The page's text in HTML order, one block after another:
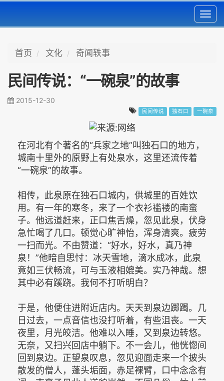
首页 文化 奇闻轶事
民间传说：“一碗泉”的故事
2015-12-30
民间传说 独石口 一碗泉
在河北有个著名的“兵家之地”叫独石口的地方，
城南十里外的原野上有处泉水，这里还流传着
“一碗泉”的故事。
相传，此泉原在独石口城内，供城里的百姓饮
用。有一年的寒冬，来了一个衣衫褴褛的南蛮
子。他远道赶来，正口焦舌燥，忽见此泉，伏身
急忙喝了几口。顿觉心旷神怡，浑身清爽。疲劳
一扫而光。不由赞道：“好水，好水，真乃神
泉！”他暗自思忖：冰天雪地，滴水成冰，此泉
竟如三伏畅流，可与玉液相媲美。实乃神哉。想
其中必有蹊跷。我何不打听明白？
于是，他便住进附近店内。天天到泉边踯躅。几
日过去，一点音信也没打听着，有些沮丧。一天
夜里，月光皎洁。他难以入睡，又到泉边转悠。
无奈，又扫兴回店中躺下。不一会儿，他恍惚间
回到泉边。正望泉叹息，忽见迎面走来一个披头
散发的僧人，蓬头垢面，赤足裸臂，口中念念有